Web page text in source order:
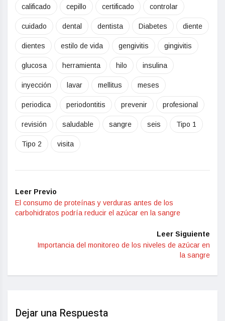
calificado cepillo certificado controlar
cuidado dental dentista Diabetes diente
dientes estilo de vida gengivitis gingivitis
glucosa herramienta hilo insulina
inyección lavar mellitus meses
periodica periodontitis prevenir profesional
revisión saludable sangre seis Tipo 1
Tipo 2 visita
Leer Previo
El consumo de proteínas y verduras antes de los
carbohidratos podría reducir el azúcar en la sangre
Leer Siguiente
Importancia del monitoreo de los niveles de azúcar en
la sangre
Dejar una Respuesta